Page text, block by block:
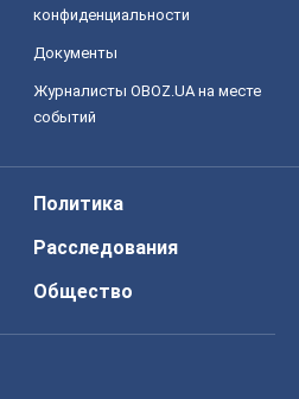
конфиденциальности
Документы
Журналисты OBOZ.UA на месте
событий
Политика
Расследования
Общество